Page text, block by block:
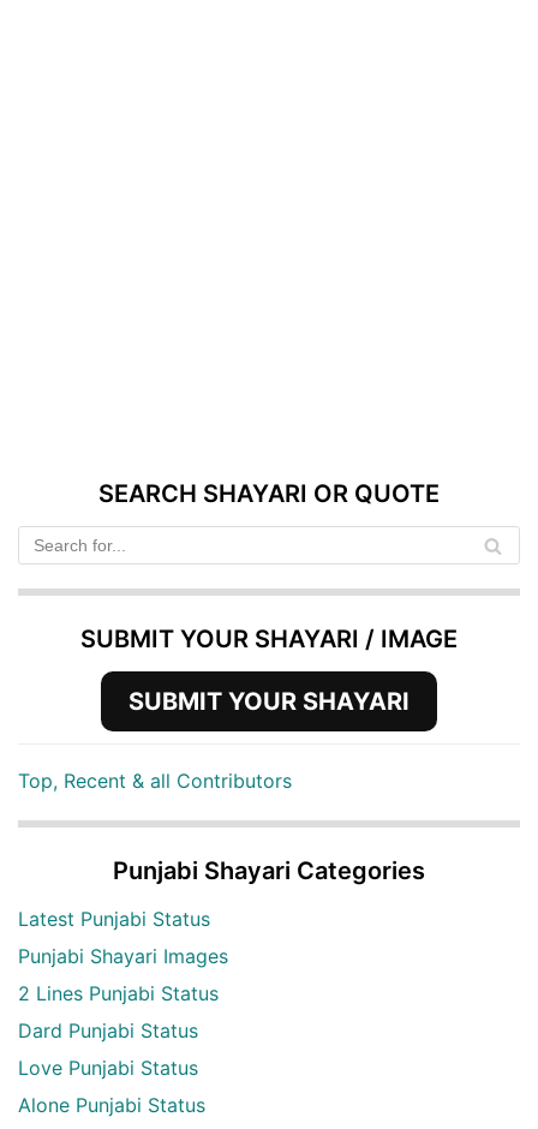
SEARCH SHAYARI OR QUOTE
SUBMIT YOUR SHAYARI / IMAGE
SUBMIT YOUR SHAYARI
Top, Recent & all Contributors
Punjabi Shayari Categories
Latest Punjabi Status
Punjabi Shayari Images
2 Lines Punjabi Status
Dard Punjabi Status
Love Punjabi Status
Alone Punjabi Status